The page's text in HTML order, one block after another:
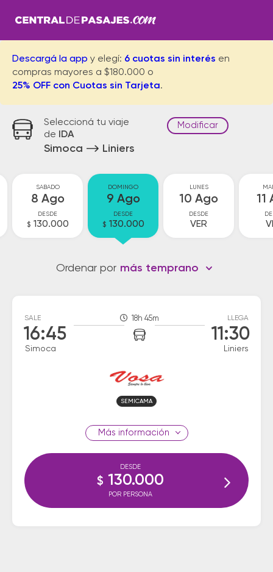
Descargá la app y elegí: 6 cuotas sin interés en
compras mayores a $180.000 o
25% OFF con Cuotas sin Tarjeta.
Seleccioná tu viaje
de
IDA
Simoca Liniers
Modificar
SABADO
8 Ago
DESDE
$ 130.000
DOMINGO
9 Ago
DESDE
$ 130.000
LUNES
10 Ago
DESDE
VER
11
Ordenar por más temprano
SALE
16:45
Simoca
18h 45m LLEGA
11:30
Liniers
SEMICAMA
información
DESDE
$ 130.000
POR PERSONA